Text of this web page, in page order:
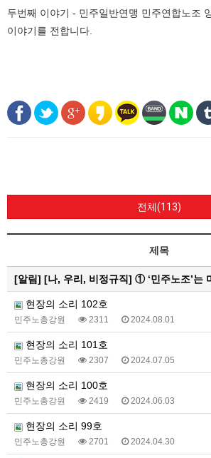
두번째 이야기 - 민주일반연맹 민주연합노조
이야기를 전합니다.
전체(113)
제목
[알림] [나, 우리, 비정규직] ① ‘민주노조’는 미래입니다 투쟁
현장의 소리 102호
민주노총강원 2311 2024.08.01
현장의 소리 101호
민주노총강원 2307 2024.07.05
현장의 소리 100호
민주노총강원 2419 2024.06.03
현장의 소리 99호
민주노총강원 2701 2024.04.30